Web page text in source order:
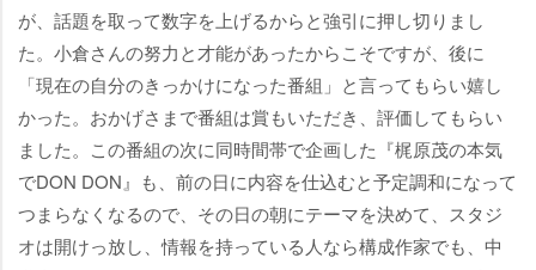
が、話題を取って数字を上げるからと強引に押し切りまし
た。小倉さんの努力と才能があったからこそですが、後に
「現在の自分のきっかけになった番組」と言ってもらい嬉し
かった。おかげさまで番組は賞もいただき、評価してもらい
ました。この番組の次に同時間帯で企画した『梶原茂の本気
でDON DON』も、前の日に内容を仕込むと予定調和になって
つまらなくなるので、その日の朝にテーマを決めて、スタジ
オは開けっ放し、情報を持っている人なら構成作家でも、中